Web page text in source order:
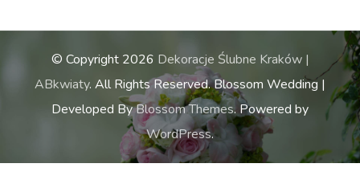
© Copyright 2026 Dekoracje Ślubne Kraków |
ABkwiaty. All Rights Reserved.Blossom Wedding |
Developed ByBlossom Themes. Powered by
WordPress.